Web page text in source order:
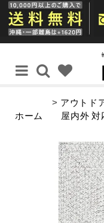
ホーム
> アウトド
屋内外 対